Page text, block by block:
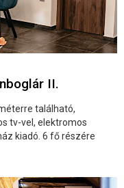
II.
található,
tv-vel, elektromos
kiadó. 6 fő részére